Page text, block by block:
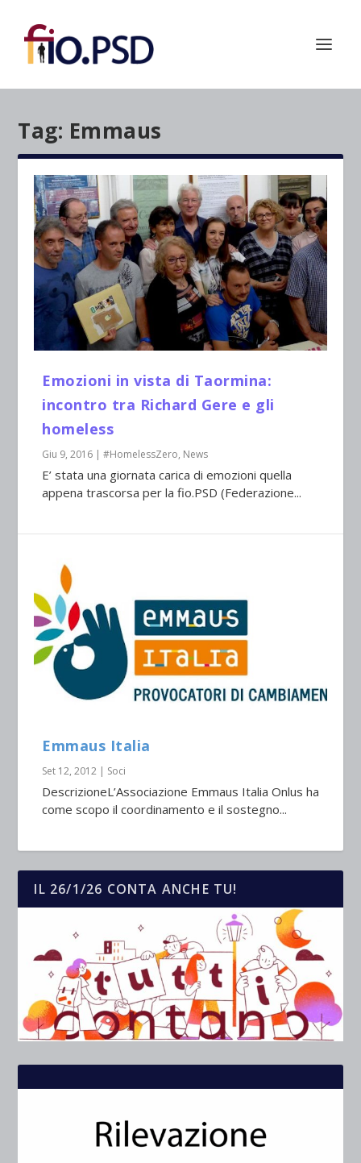
Tag: Emmaus
Emozioni in vista di Taormina:
incontro tra Richard Gere e gli
homeless
Giu 9, 2016 |#HomelessZero, News
E’ stata una giornata carica di emozioni quella
appena trascorsa per la fio.PSD (Federazione...
Emmaus Italia
Set 12, 2012 | Soci
DescrizioneL’Associazione Emmaus Italia Onlus ha
come scopo il coordinamento e il sostegno...
IL 26/1/26 CONTA ANCHE TU!